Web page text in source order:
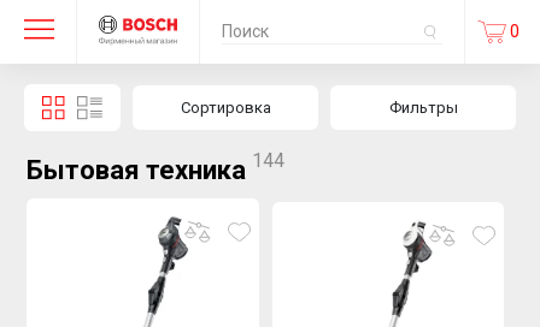
0
Сортировка Фильтры
Бытовая техника 144